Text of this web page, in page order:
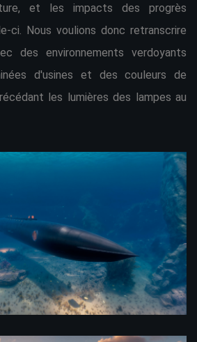
et les impacts des progrès
ci. Nous voulions donc retranscrire
des environnements verdoyants
d'usines et des couleurs de
les lumières des lampes au